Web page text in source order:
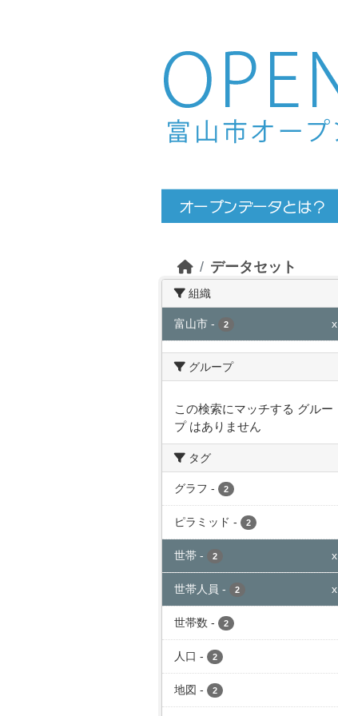
Skip to main content
データセット
組織
富山市 - 2 x
グループ
この検索にマッチする グルー
プ はありません
タグ
グラフ - 2
ピラミッド - 2
世帯 - 2 x
世帯人員 - 2 x
世帯数 - 2
人口 - 2
地図 - 2